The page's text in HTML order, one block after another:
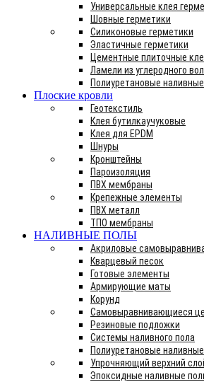
Универсальные клея
Шовные герметики
Силиконовые герметики
Эластичные герметики
Цементные плиточные
Ламели из углеродного
Полиуретановые
Плоские кровли
Геотекстиль
Клея бутилкаучуковые
Клея для EPDM
Шнуры
Кронштейны
Пароизоляция
ПВХ мембраны
Крепежные элементы
ПВХ металл
ТПО мембраны
НАЛИВНЫЕ ПОЛЫ
Акриловые
Кварцевый песок
Готовые элементы
Армирующие маты
Корунд
Самовыравнивающиеся
Резиновые подложки
Системы наливного пола
Полиуретановые
Упрочняющий верхний
Эпоксидные наливные